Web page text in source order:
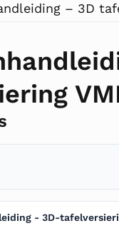
– 3D
- 3D-